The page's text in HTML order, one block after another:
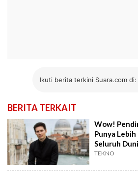
Ikuti berita terkini Suara.com di:
BERITA TERKAIT
Wow!
Punya
Seluruh
TEKNO